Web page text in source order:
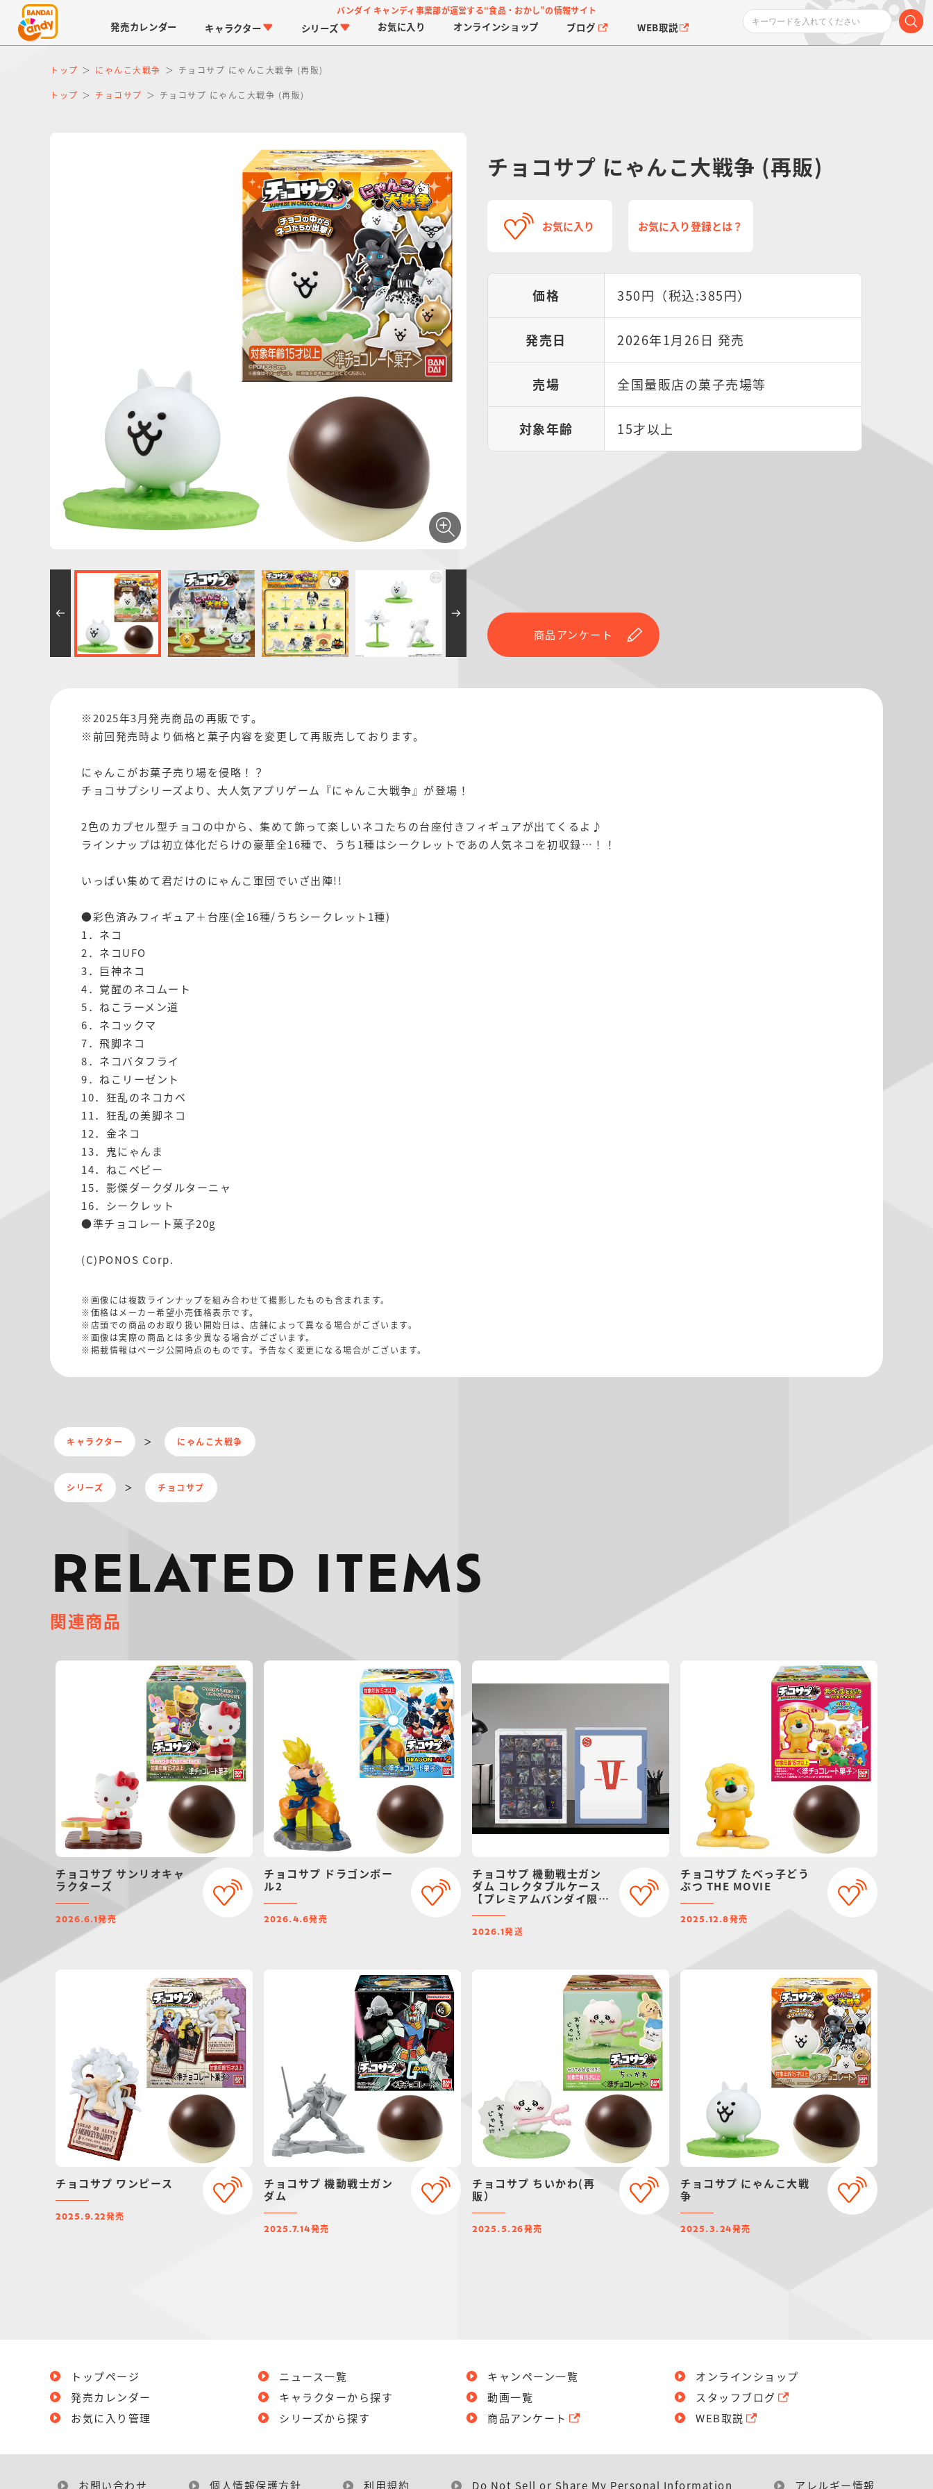
バンダイ キャンディ事業部が運営する“食品・おかし”の情報サイト
発売カレンダー キャラクター
仮面ライダーシリーズ
PROJECT R.E.D.・ス
ーパー戦隊シリーズ
シリーズ
つりグミ
お気に入り オンラインショップ ブログ WEB取説
トップ にゃんこ大戦争 チョコサプ にゃんこ大戦争 (再販)
トップ チョコサプ チョコサプ にゃんこ大戦争 (再販)
チョコサプ にゃんこ大戦争 (再販)
お気に入り お気に入り登録とは？
価格 350円（税込:385円）
発売日 2026年1月26日 発売
売場 全国量販店の菓子売場等
対象年齢 15才以上
商品アンケート
※2025年3月発売商品の再販です。
※前回発売時より価格と菓子内容を変更して再販売しております。
にゃんこがお菓子売り場を侵略！？
チョコサプシリーズより、大人気アプリゲーム『にゃんこ大戦争』が登場！
2色のカプセル型チョコの中から、集めて飾って楽しいネコたちの台座付きフィギュアが出てくるよ♪
ラインナップは初立体化だらけの豪華全16種で、うち1種はシークレットであの人気ネコを初収録…！！
いっぱい集めて君だけのにゃんこ軍団でいざ出陣!!
●彩色済みフィギュア＋台座(全16種/うちシークレット1種)
1．ネコ
2．ネコUFO
3．巨神ネコ
4．覚醒のネコムート
5．ねこラーメン道
6．ネコックマ
7．飛脚ネコ
8．ネコバタフライ
9．ねこリーゼント
10．狂乱のネコカベ
11．狂乱の美脚ネコ
12．金ネコ
13．鬼にゃんま
14．ねこベビー
15．影傑ダークダルターニャ
16．シークレット
●準チョコレート菓子20g
(C)PONOS Corp.
※画像には複数ラインナップを組み合わせて撮影したものも含まれます。
※価格はメーカー希望小売価格表示です。
※店頭での商品のお取り扱い開始日は、店舗によって異なる場合がございます。
※画像は実際の商品とは多少異なる場合がございます。
※掲載情報はページ公開時点のものです。予告なく変更になる場合がございます。
キャラクター にゃんこ大戦争
シリーズ チョコサプ
RELATED ITEMS
関連商品
チョコサプ サンリオキャ
ラクターズ
2026.6.1発売
チョコサプ ドラゴンボー
ル2
2026.4.6発売
チョコサプ 機動戦士ガン
ダム コレクタブルケース
【プレミアムバンダイ限
2026.1発送
チョコサプ たべっ子どう
ぶつ THE MOVIE
2025.12.8発売
チョコサプ ワンピース
2025.9.22発売
チョコサプ 機動戦士ガン
ダム
2025.7.14発売
チョコサプ ちいかわ(再
販）
2025.5.26発売
チョコサプ にゃんこ大戦
争
2025.3.24発売
トップページ
発売カレンダー
お気に入り管理
ニュース一覧
キャラクターから探す
シリーズから探す
キャンペーン一覧
動画一覧
商品アンケート
オンラインショップ
スタッフブログ
WEB取説
お問い合わせ 個人情報保護方針 利用規約 Do Not Sell or Share My Personal Information アレルギー情報